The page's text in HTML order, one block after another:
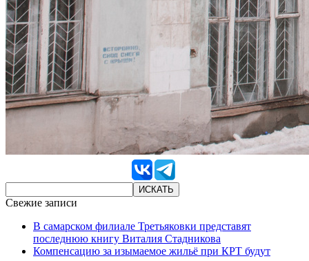
Свежие записи
В самарском филиале Третьяковки представят
последнюю книгу Виталия Стадникова
Компенсацию за изымаемое жильё при КРТ будут